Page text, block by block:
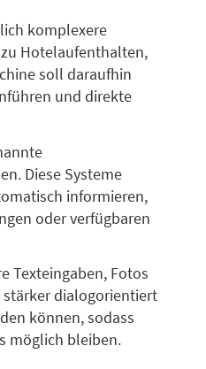
komplexere
Hotelaufenthalten,
soll daraufhin
und direkte
Diese Systeme
informieren,
oder verfügbaren
Texteingaben, Fotos
stärker dialogorientiert
können, sodass
möglich bleiben.